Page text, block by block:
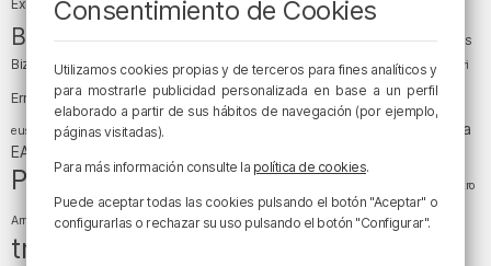
Exhibition Center)
Bizkaia y sus comarcas Copa del Rey cultura Cáritas
Bizkaia
Deusto Diócesis de Bilbao Egunon Bizkaia el tiempo Enkarterri
Ernesto Valverde Ertzaintza Euskadi (País Vasco)
euskera fiestas fútbol LaLiga
LaLiga
EA Sports
Política sociedadsucesos Teatro
Arriaga tiempotiempo atmosféricotráfico
tráfico en Bizkaia
Consentimiento de Cookies
Utilizamos cookies propias y de terceros para fines analíticos y
para mostrarle publicidad personalizada en base a un perfil
elaborado a partir de sus hábitos de navegación (por ejemplo,
páginas visitadas).
Para más información consulte la política de cookies.
Puede aceptar todas las cookies pulsando el botón "Aceptar" o
configurarlas o rechazar su uso pulsando el botón "Configurar".